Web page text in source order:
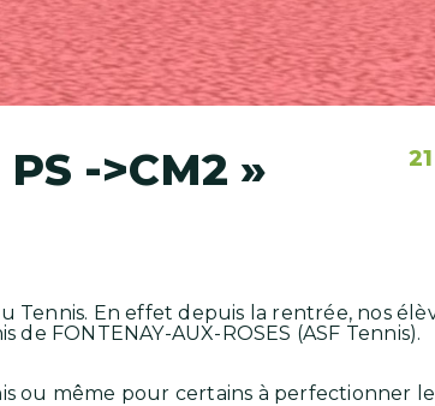
PS ->CM2 »
Tennis. En effet depuis la rentrée, nos
FONTENAY-AUX-ROSES (ASF Tennis).
ou même pour certains à perfectionner